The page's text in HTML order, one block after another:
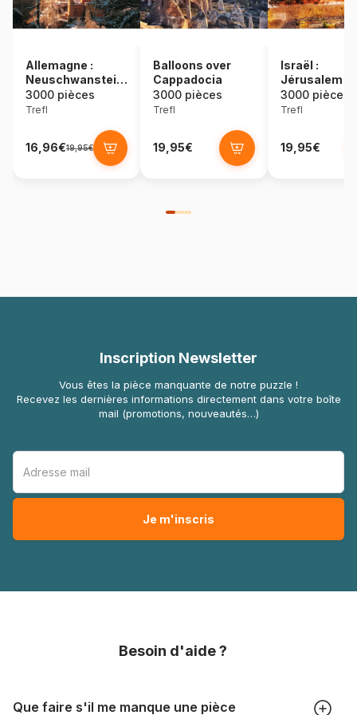
Allemagne :
Neuschwanstein
sous la neige
3000 pièces
Trefl
16,96€19,95€
Balloons over
Cappadocia
3000 pièces
Trefl
19,95€
Israël :
Jérusalem
3000 pièces
Trefl
19,95€
Inscription Newsletter
Vous êtes la pièce manquante de notre puzzle !
Recevez les dernières informations directement dans votre boîte
mail (promotions, nouveautés…)
Besoin d'aide ?
Que faire s'il me manque une pièce